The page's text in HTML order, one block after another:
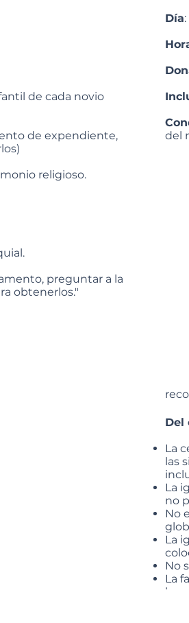
Día
del
de cada novio
de expendiente,
religioso.
preguntar a la
obtenerlos."
Del
La
las
La
no
No
La
No
La